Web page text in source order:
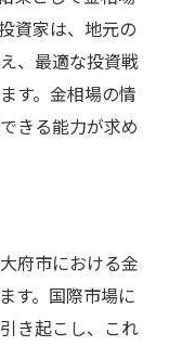
資家は、地元の
、最適な投資戦
す。金相場の情
きる能力が求め
府市における金
す。国際市場に
き起こし、これ